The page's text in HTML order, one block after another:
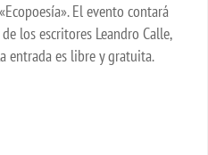
El evento contará
los escritores Leandro Calle,
entrada es libre y gratuita.